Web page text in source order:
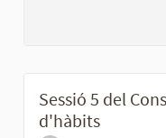
Sessió 5 del
d'hàbits